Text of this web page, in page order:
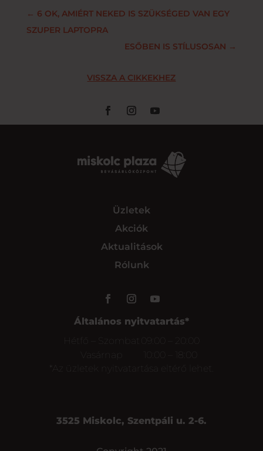
← 6 OK, AMIÉRT NEKED IS SZÜKSÉGED VAN EGY
SZUPER LAPTOPRA
ESŐBEN IS STÍLUSOSAN →
VISSZA A CIKKEKHEZ
Üzletek
Akciók
Aktualitások
Rólunk
Általános nyitvatartás*
Hétfő – Szombat
*Az üzletek nyitvatartása eltérő lehet.
3525 Miskolc, Szentpáli u. 2-6.